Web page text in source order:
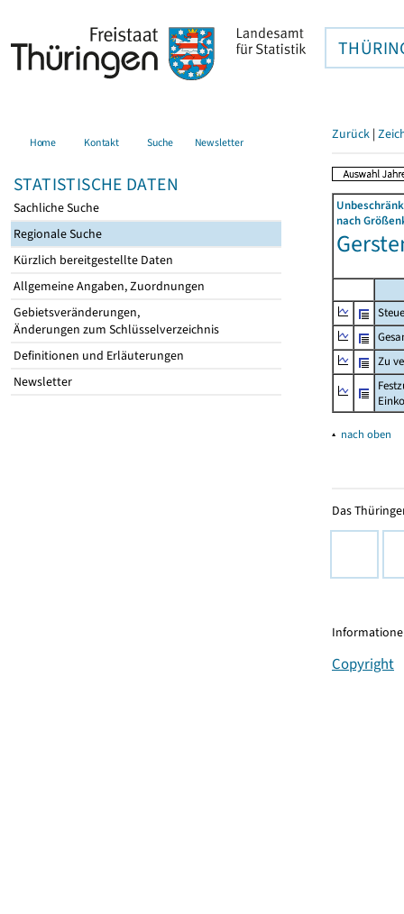
Home Kontakt Suche Newsletter
STATISTISCHE DATEN
Sachliche Suche
Regionale Suche
Kürzlich bereitgestellte Daten
Allgemeine Angaben, Zuordnungen
Gebietsveränderungen,
Änderungen zum Schlüsselverzeichnis
Definitionen und Erläuterungen
Newsletter
Zurück |
nach
Zu
▴ nach oben
Das
Copyright